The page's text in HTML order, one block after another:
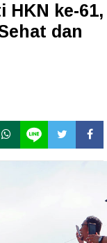
HKN ke-61,
dan